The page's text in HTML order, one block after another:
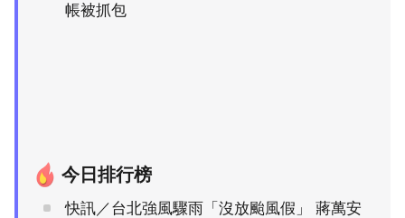
帳被抓包
今日排行榜
快訊／台北強風驟雨「沒放颱風假」 蔣萬安